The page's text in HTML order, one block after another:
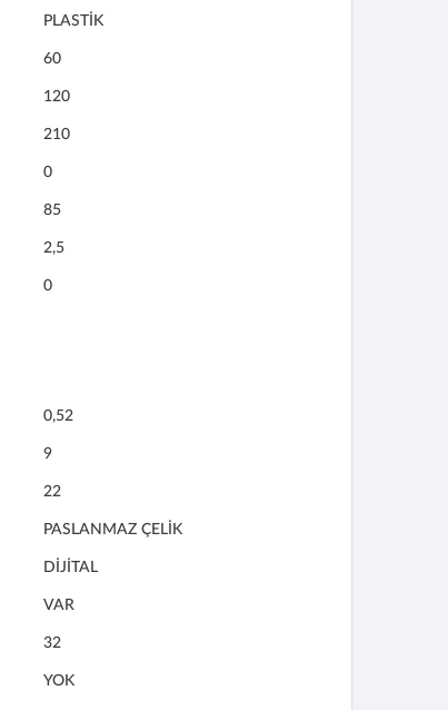
PLASTİK
60
120
210
0
85
2,5
0
0,52
9
22
PASLANMAZ ÇELİK
DİJİTAL
VAR
32
YOK